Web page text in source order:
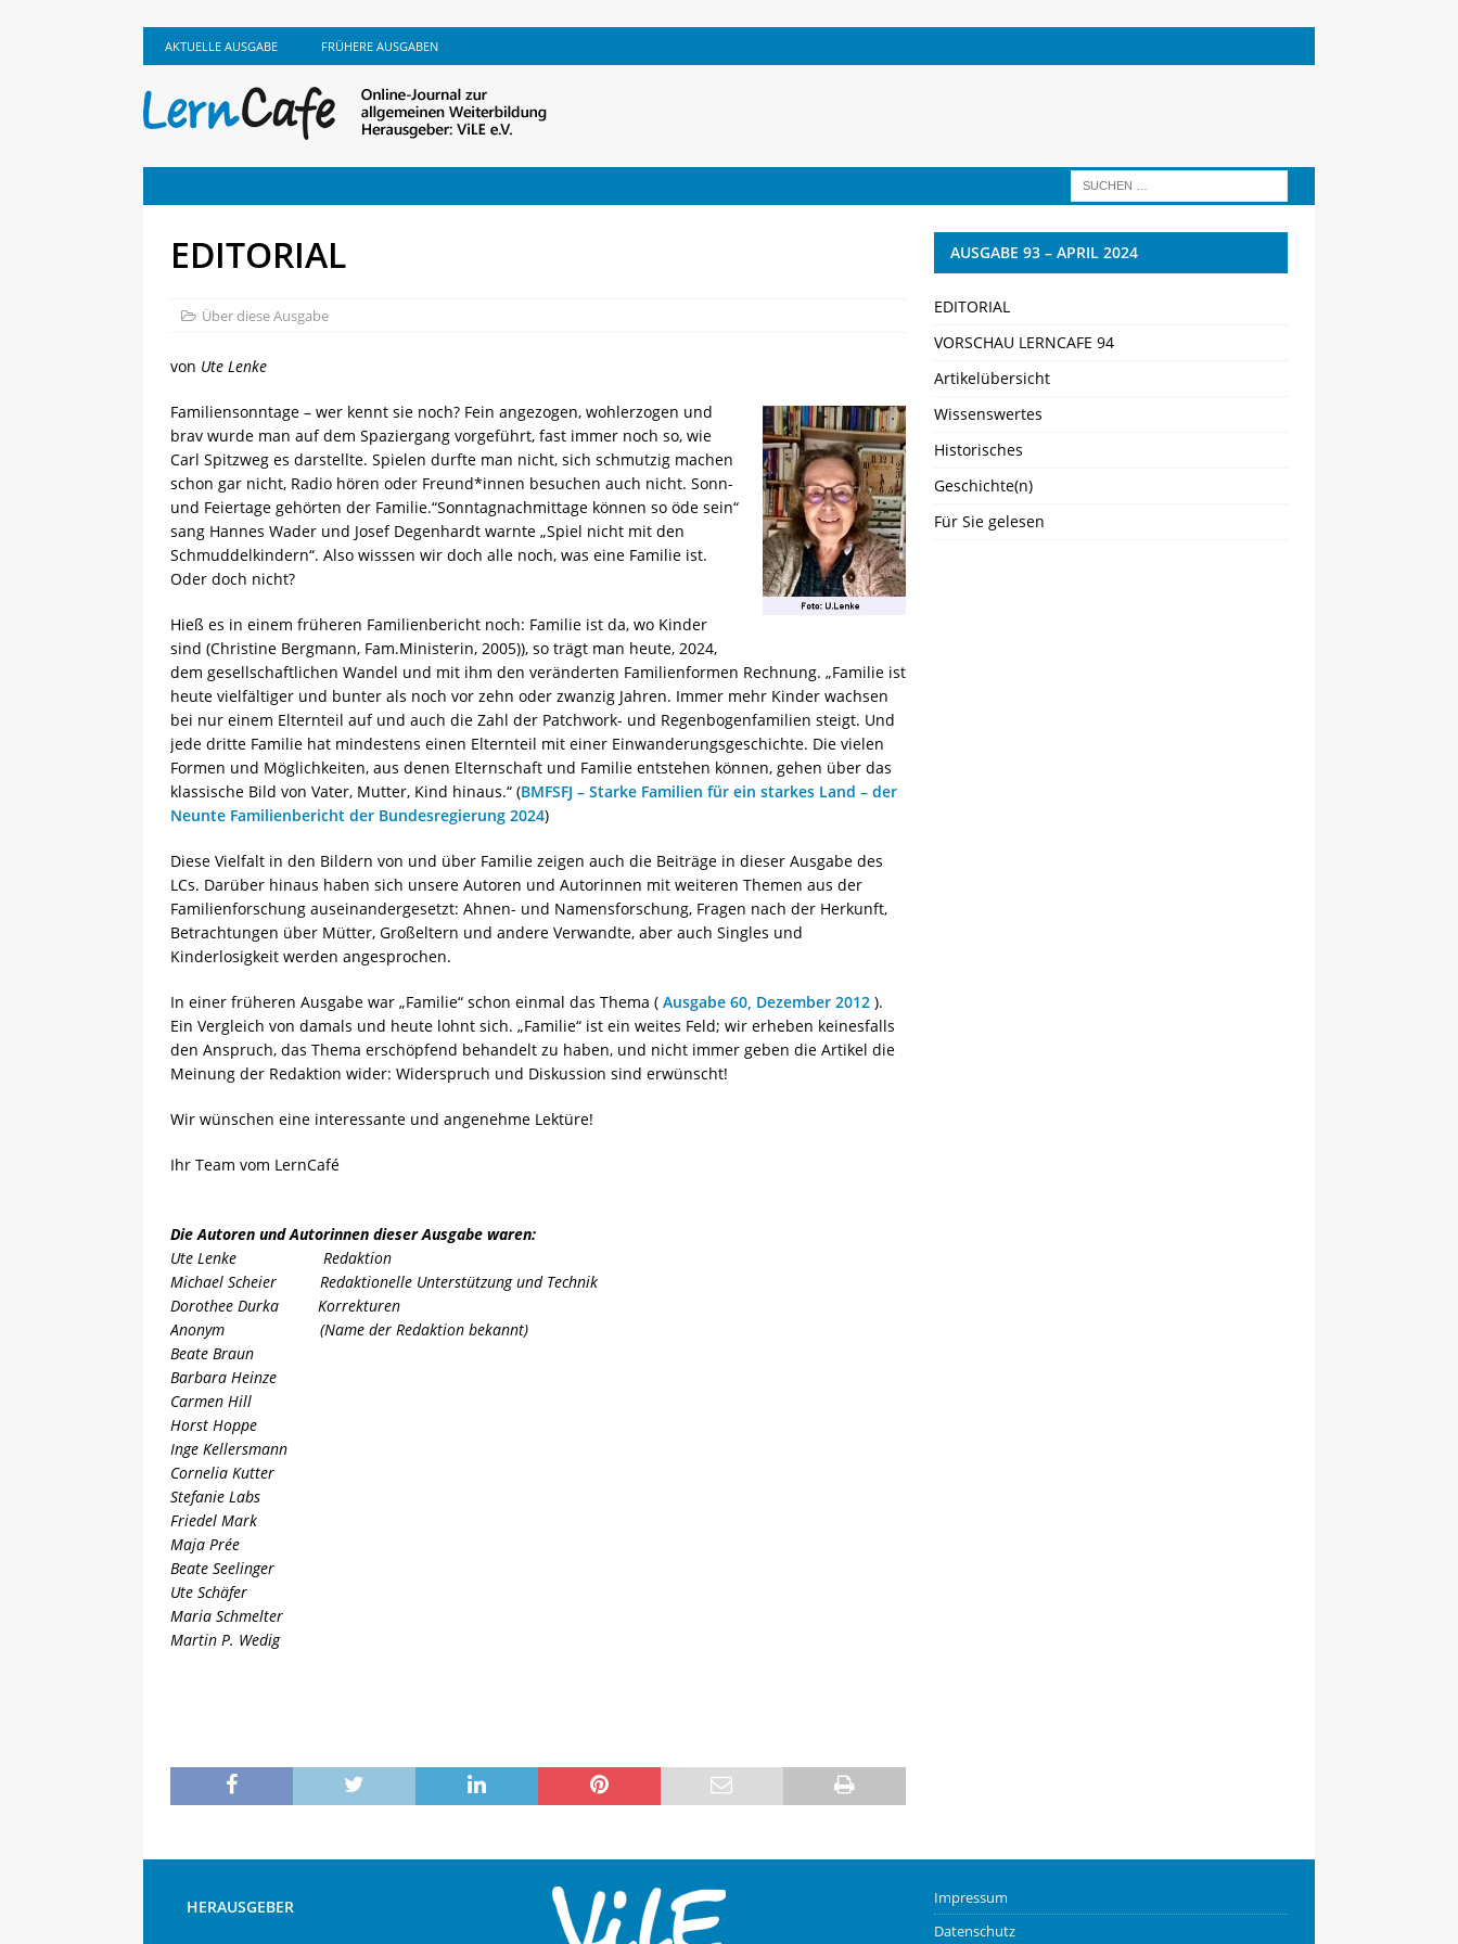
AKTUELLE AUSGABE FRÜHERE AUSGABEN
EDITORIAL
Über diese Ausgabe
von Ute Lenke
Familiensonntage – wer kennt sie noch? Fein angezogen, wohlerzogen und
brav wurde man auf dem Spaziergang vorgeführt, fast immer noch so, wie
Carl Spitzweg es darstellte. Spielen durfte man nicht, sich schmutzig machen
schon gar nicht, Radio hören oder Freund*innen besuchen auch nicht. Sonn-
und Feiertage gehörten der Familie.“Sonntagnachmittage können so öde sein“
sang Hannes Wader und Josef Degenhardt warnte „Spiel nicht mit den
Schmuddelkindern“. Also wisssen wir doch alle noch, was eine Familie ist.
Oder doch nicht?
Hieß es in einem früheren Familienbericht noch: Familie ist da, wo Kinder
sind (Christine Bergmann, Fam.Ministerin, 2005)), so trägt man heute, 2024,
dem gesellschaftlichen Wandel und mit ihm den veränderten Familienformen Rechnung. „Familie ist
heute vielfältiger und bunter als noch vor zehn oder zwanzig Jahren. Immer mehr Kinder wachsen
bei nur einem Elternteil auf und auch die Zahl der Patchwork- und Regenbogenfamilien steigt. Und
jede dritte Familie hat mindestens einen Elternteil mit einer Einwanderungsgeschichte. Die vielen
Formen und Möglichkeiten, aus denen Elternschaft und Familie entstehen können, gehen über das
klassische Bild von Vater, Mutter, Kind hinaus.“ (BMFSFJ – Starke Familien für ein starkes Land – der
Neunte Familienbericht der Bundesregierung 2024)
Diese Vielfalt in den Bildern von und über Familie zeigen auch die Beiträge in dieser Ausgabe des
LCs. Darüber hinaus haben sich unsere Autoren und Autorinnen mit weiteren Themen aus der
Familienforschung auseinandergesetzt: Ahnen- und Namensforschung, Fragen nach der Herkunft,
Betrachtungen über Mütter, Großeltern und andere Verwandte, aber auch Singles und
Kinderlosigkeit werden angesprochen.
In einer früheren Ausgabe war „Familie“ schon einmal das Thema ( Ausgabe 60, Dezember 2012 ).
Ein Vergleich von damals und heute lohnt sich. „Familie“ ist ein weites Feld; wir erheben keinesfalls
den Anspruch, das Thema erschöpfend behandelt zu haben, und nicht immer geben die Artikel die
Meinung der Redaktion wider: Widerspruch und Diskussion sind erwünscht!
Wir wünschen eine interessante und angenehme Lektüre!
Ihr Team vom LernCafé
Die Autoren und Autorinnen dieser Ausgabe waren:
Ute Lenke Redaktion
Michael Scheier Redaktionelle Unterstützung und Technik
Dorothee Durka Korrekturen
Anonym (Name der Redaktion bekannt)
Beate Braun
Barbara Heinze
Carmen Hill
Horst Hoppe
Inge Kellersmann
Cornelia Kutter
Stefanie Labs
Friedel Mark
Maja Prée
Beate Seelinger
Ute Schäfer
Maria Schmelter
Martin P. Wedig
AUSGABE 93 – APRIL 2024
EDITORIAL
VORSCHAU LERNCAFE 94
Artikelübersicht
Wissenswertes
Historisches
Geschichte(n)
Für Sie gelesen
HERAUSGEBER
Impressum
Datenschutz